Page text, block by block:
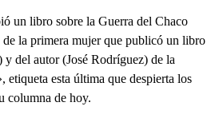
un libro sobre la Guerra del Chaco
la primera mujer que publicó un libro
y del autor (José Rodríguez) de la
etiqueta esta última que despierta los
columna de hoy.